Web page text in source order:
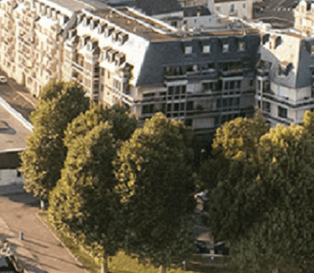
Exporter les lignes sélectionnées
Exporter toutes les colonnes
Exporter uniquement les colonnes affichées
Menu
<
>
- 🎁 Caen on aime, on partage
- 🎉 Les événements AVF
- Activités et Loisirs
Ajoutez un logo, un bouton, des réseaux sociaux
Cliquez pour éditer